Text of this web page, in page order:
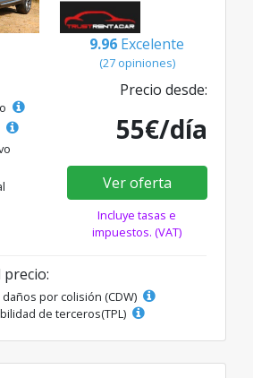
9.96 Excelente
(27 opiniones)
Precio desde:
55€/día
Ver oferta
Incluye tasas e
impuestos. (VAT)
por colisión (CDW)
de terceros(TPL)